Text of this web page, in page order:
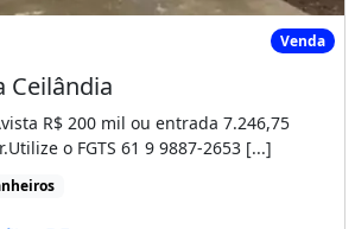
na Ceilândia Venda
Ceilândia
R$ 200 mil ou entrada 7.246,75
o FGTS 61 9 9887-2653 [...]